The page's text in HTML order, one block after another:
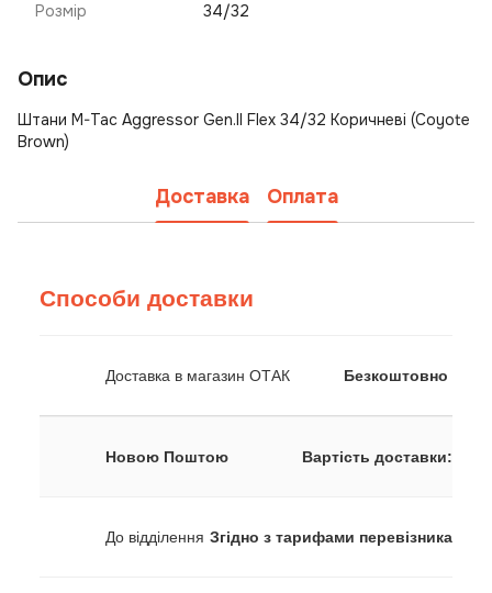
Розмір 34/32
Опис
Штани M-Tac Aggressor Gen.II Flex 34/32 Коричневі (Coyote
Brown)
Доставка Оплата
Способи доставки
Доставка в магазин ОТАК Безкоштовно
Новою Поштою Вартість доставки:
До відділення Згідно з тарифами перевізника